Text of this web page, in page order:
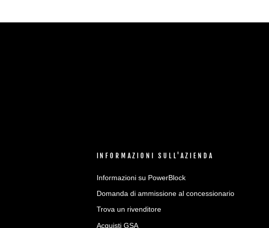
INFORMAZIONI SULL'AZIENDA
Informazioni su PowerBlock
Domanda di ammissione al concessionario
Trova un rivenditore
Acquisti GSA